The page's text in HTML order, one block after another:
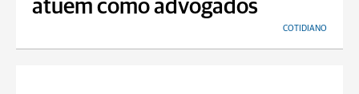
atuem como advogados
COTIDIANO